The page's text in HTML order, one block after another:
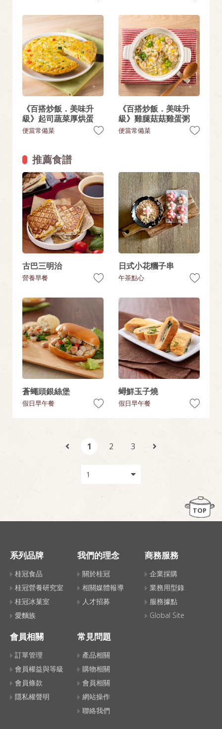
《百搭炒飯．美味升
級》起司蔬菜厚烘蛋
便當常備菜
《百搭炒飯．美味升
級》雞腿菇菇雞蛋粥
便當常備菜
推薦食譜
古巴三明治
營養早餐
日式小花糰子串
午茶點心
蒼蠅頭銀絲堡
假日早午餐
蟳鮮玉子燒
假日早午餐
1 2 3
TOP
系列品牌
桂冠食品
桂冠營養研究室
桂冠冰菓室
愛麵族
我們的理念
關於桂冠
相關媒體報導
人才招募
商務服務
企業採購
業務用型錄
服務據點
Global Site
會員相關
訂單管理
會員權益與等級
會員條款
隱私權聲明
常見問題
產品相關
購物相關
會員相關
網站操作
聯絡我們